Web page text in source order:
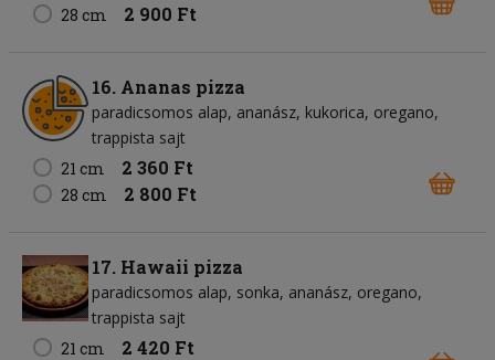
28 cm 2 900 Ft
16. Ananas pizza
paradicsomos alap ananász kukorica oregano
trappista sajt
21 cm
2 360 Ft
28 cm 2 800 Ft
17. Hawaii pizza
paradicsomos alap sonka ananász oregano
trappista sajt
21 cm
2 420 Ft